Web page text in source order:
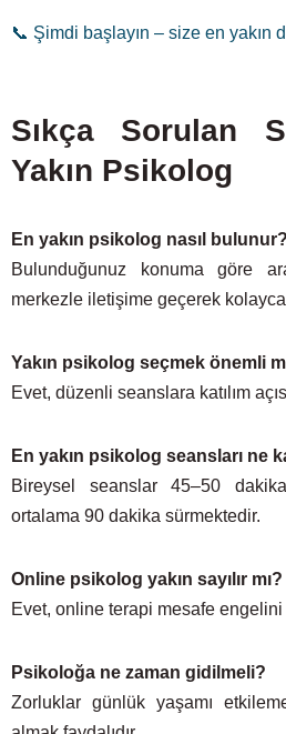
📞 Şimdi başlayın – size en yakın
Sıkça Sorulan
Yakın Psikolog
En yakın psikolog nasıl bulunur?
Bulunduğunuz konuma göre
merkezle iletişime geçerek
Yakın psikolog seçmek önemli
Evet, düzenli seanslara katılım
En yakın psikolog seansları ne
Bireysel seanslar 45–50
ortalama 90 dakika sürmektedir.
Online psikolog yakın sayılır mı?
Evet, online terapi mesafe engelini
Psikoloğa ne zaman gidilmeli?
Zorluklar günlük yaşamı